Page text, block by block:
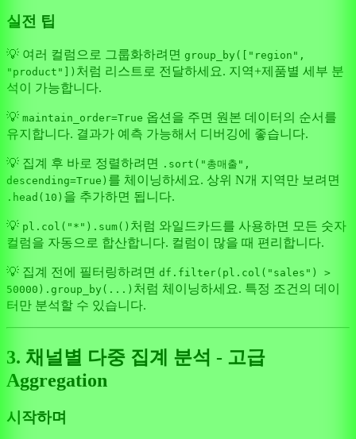
실전 팁
💡 여러 컬럼으로 그룹화하려면 group_by(["region",
"product"]) 처럼 리스트로 전달하세요. 지역+제품별 세부 분
석이 가능합니다.
💡 maintain_order=True 옵션을 주면 원본 데이터의 순서를
유지합니다. 결과가 예측 가능해서 디버깅에 좋습니다.
💡 집계 후 바로 정렬하려면
.sort("총매출",
descending=True) 를 체이닝하세요. 상위 N개 지역만 보려면
.head(10) 을 추가하면 됩니다.
💡 pl.col("*").sum() 처럼 와일드카드를 사용하면 모든 숫자
컬럼을 자동으로 합산합니다. 컬럼이 많을 때 편리합니다.
💡 집계 전에 필터링하려면 df.filter(pl.col("sales") >
50000).group_by(...) 처럼 체이닝하세요. 특정 조건의 데이
터만 분석할 수 있습니다.
3. 채널별 다중 집계 분석 - 고급
Aggregation
시작하며